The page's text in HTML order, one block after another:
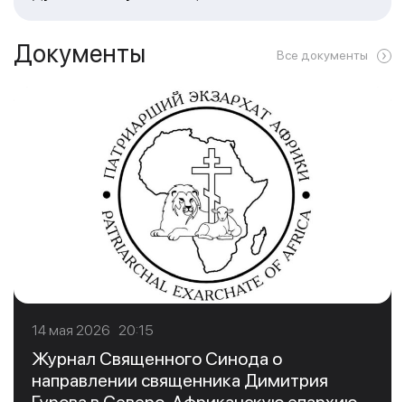
Документы Все документы
14 мая 2026 20:15
Журнал Священного Синода о
направлении священника Димитрия